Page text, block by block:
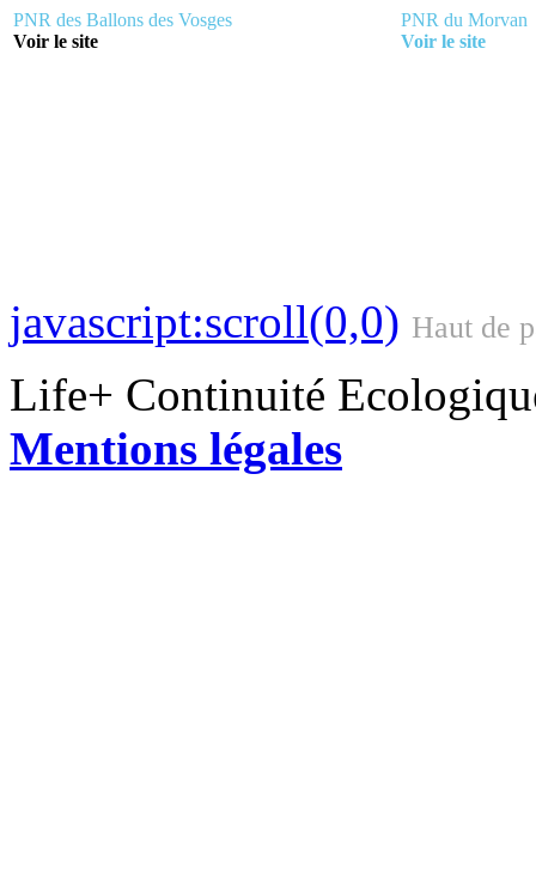
PNR des Ballons des Vosges
Voir le site
PNR du Morvan
Voir le site
javascript:scroll(0,0) Haut de
Life+ Continuité
Mentions légales